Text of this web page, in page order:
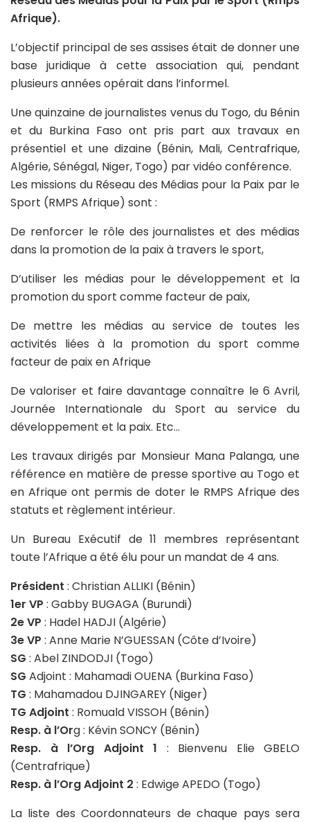
Afrique).
L’objectif principal de ses assises était de donner une
base juridique à cette association qui, pendant
plusieurs années opérait dans l’informel.
Une quinzaine de journalistes venus du Togo, du Bénin
et du Burkina Faso ont pris part aux travaux en
présentiel et une dizaine (Bénin, Mali, Centrafrique,
Algérie, Sénégal, Niger, Togo) par vidéo conférence.
Les missions du Réseau des Médias pour la Paix par le
Sport (RMPS Afrique) sont :
De renforcer le rôle des journalistes et des médias
dans la promotion de la paix à travers le sport,
D’utiliser les médias pour le développement et la
promotion du sport comme facteur de paix,
De mettre les médias au service de toutes les
activités liées à la promotion du sport comme
facteur de paix en Afrique
De valoriser et faire davantage connaître le 6 Avril,
Journée Internationale du Sport au service du
développement et la paix. Etc…
Les travaux dirigés par Monsieur Mana Palanga, une
référence en matière de presse sportive au Togo et
en Afrique ont permis de doter le RMPS Afrique des
statuts et règlement intérieur.
Un Bureau Exécutif de 11 membres représentant
toute l’Afrique a été élu pour un mandat de 4 ans.
Président : Christian ALLIKI (Bénin)
1er VP : Gabby BUGAGA (Burundi)
2e VP : Hadel HADJI (Algérie)
3e VP : Anne Marie N’GUESSAN (Côte d’Ivoire)
SG : Abel ZINDODJI (Togo)
SG Adjoint : Mahamadi OUENA (Burkina Faso)
TG : Mahamadou DJINGAREY (Niger)
TG Adjoint : Romuald VISSOH (Bénin)
Resp. à l’Org : Kévin SONCY (Bénin)
Resp. à l’Org Adjoint 1 : Bienvenu Elie GBELO
(Centrafrique)
Resp. à l’Org Adjoint 2 : Edwige APEDO (Togo)
La liste des Coordonnateurs de chaque pays sera